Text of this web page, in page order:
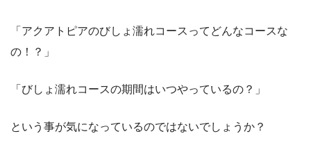
「アクアトピアのびしょ濡れコースってどんなコースな
の！？」
「びしょ濡れコースの期間はいつやっているの？」
という事が気になっているのではないでしょうか？